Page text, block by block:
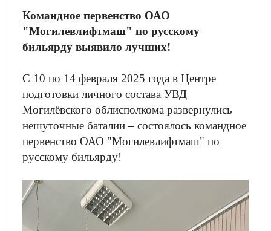
Командное первенство ОАО
"Могилевлифтмаш" по русскому
бильярду выявило лучших!
С 10 по 14 февраля 2025 года в Центре
подготовки личного состава УВД
Могилёвского облисполкома развернулись
нешуточные баталии – состоялось командное
первенство ОАО "Могилевлифтмаш" по
русскому бильярду!